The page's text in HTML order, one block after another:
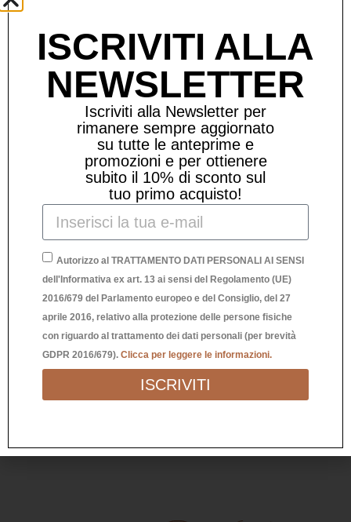
OROLOGIO DA PARETE INGRANAGGI
130,00€
ISCRIVITI ALLA
NEWSLETTER
Iscriviti alla Newsletter per
rimanere sempre aggiornato
su tutte le anteprime e
promozioni e per ottienere
subito il 10% di sconto sul
tuo primo acquisto!
Autorizzo al TRATTAMENTO DATI PERSONALI AI SENSI
dell'Informativa ex art. 13 ai sensi del Regolamento (UE)
2016/679 del Parlamento europeo e del Consiglio, del 27
aprile 2016, relativo alla protezione delle persone fisiche
con riguardo al trattamento dei dati personali (per brevità
GDPR 2016/679). Clicca per leggere le informazioni.
ISCRIVITI